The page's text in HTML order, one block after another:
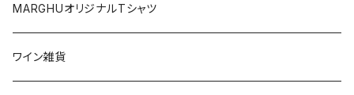
オーストリア
南アフリカ
日本
ポルトガル
MARGHUオリジナルTシャツ
ワイン雑貨